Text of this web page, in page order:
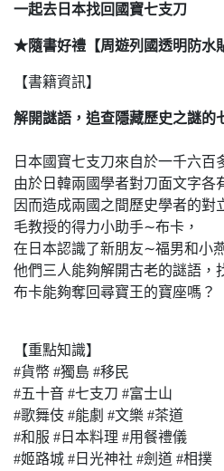
一起去日本找回國寶七支刀
★隨書好禮【周遊列國透明防水
【書籍資訊】
解開謎語，追查隱藏歷史之謎的
日本國寶七支刀來自於一千六百
由於日韓兩國學者對刀面文字各
因而造成兩國之間歷史學者的對
毛教授的得力小助手∼布卡，
在日本認識了新朋友∼福男和小
他們三人能夠解開古老的謎語，
布卡能夠奪回尋寶王的寶座嗎？
【重點知識】
#貨幣 #獨島 #移民
#五十音 #七支刀 #富士山
#歌舞伎 #能劇 #文樂 #茶道
#和服 #日本料理 #用餐禮儀
#姬路城 #日光神社 #劍道 #相撲